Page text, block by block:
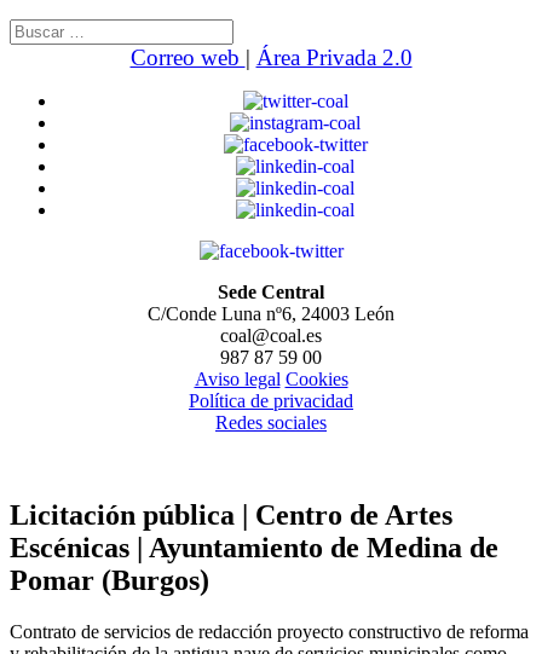
Buscar:
Correo web | Área Privada 2.0
Sede Central
C/Conde Luna nº6, 24003 León
coal@coal.es
987 87 59 00
Aviso legal Cookies
Política de privacidad
Redes sociales
Licitación pública | Centro de Artes
Escénicas | Ayuntamiento de Medina de
Pomar (Burgos)
Contrato de servicios de redacción proyecto constructivo de reforma